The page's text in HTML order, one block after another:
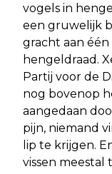
vogels in
een gruwelijk
gracht aan
hengeldraad.
Partij voor de
nog bovenop
aangedaan
pijn, niemand
lip te krijgen.
vissen